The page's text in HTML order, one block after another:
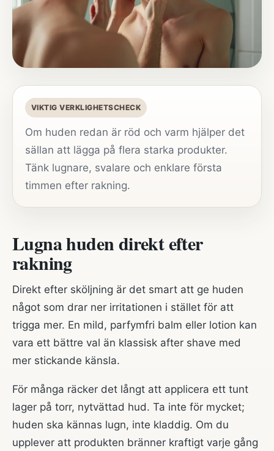
VIKTIG VERKLIGHETSCHECK
Om huden redan är röd och varm hjälper det
sällan att lägga på flera starka produkter.
Tänk lugnare, svalare och enklare första
timmen efter rakning.
Lugna huden direkt efter
rakning
Direkt efter sköljning är det smart att ge huden
något som drar ner irritationen i stället för att
trigga mer. En mild, parfymfri balm eller lotion kan
vara ett bättre val än klassisk after shave med
mer stickande känsla.
För många räcker det långt att applicera ett tunt
lager på torr, nytvättad hud. Ta inte för mycket;
huden ska kännas lugn, inte kladdig. Om du
upplever att produkten bränner kraftigt varje gång